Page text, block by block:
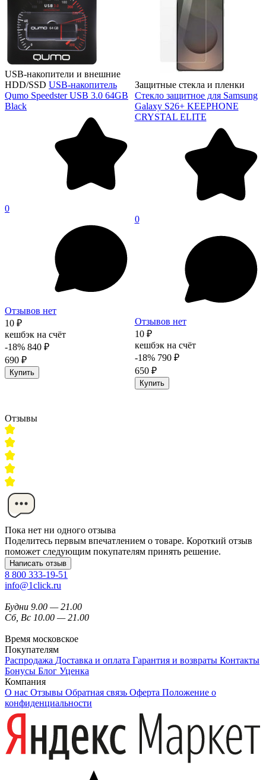
USB-накопители и внешние
HDD/SSD USB-накопитель
Qumo Speedster USB 3.0 64GB
Black
0
Отзывов нет
10 ₽
кешбэк на счёт
-18% 840 ₽
690 ₽
Купить
Защитные стекла и пленки
Стекло защитное для Samsung
Galaxy S26+ KEEPHONE
CRYSTAL ELITE
0
Отзывов нет
10 ₽
кешбэк на счёт
-18% 790 ₽
650 ₽
Купить
Отзывы
Пока нет ни одного отзыва
Поделитесь первым впечатлением о товаре. Короткий отзыв
поможет следующим покупателям принять решение.
Написать отзыв
8 800 333-19-51
info@1click.ru
Будни 9.00 — 21.00
Сб, Вс 10.00 — 21.00
Время московское
Покупателям
Распродажа Доставка и оплата Гарантия и возвраты Контакты
Бонусы Блог Уценка
Компания
О нас Отзывы Обратная связь Оферта Положение о
конфиденциальности